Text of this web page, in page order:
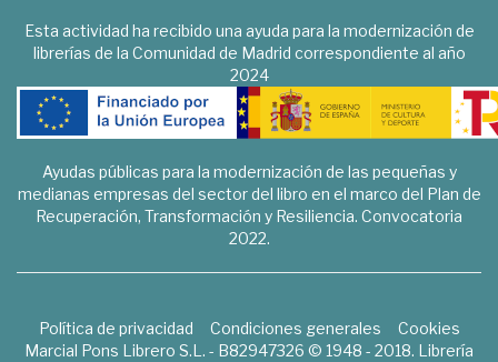
Esta actividad ha recibido una ayuda para la modernización de
librerías de la Comunidad de Madrid correspondiente al año
2024
Ayudas públicas para la modernización de las pequeñas y
medianas empresas del sector del libro en el marco del Plan de
Recuperación, Transformación y Resiliencia. Convocatoria
2022.
Política de privacidad Condiciones generales
Cookies
Marcial Pons Librero S.L. - B82947326 © 1948 - 2018. Librería